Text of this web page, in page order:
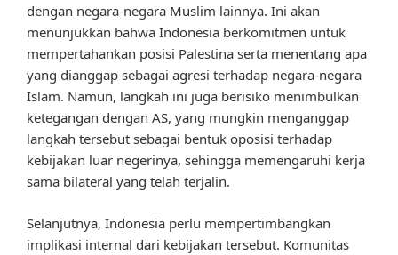
dengan negara-negara Muslim lainnya. Ini akan
menunjukkan bahwa Indonesia berkomitmen untuk
mempertahankan posisi Palestina serta menentang apa
yang dianggap sebagai agresi terhadap negara-negara
Islam. Namun, langkah ini juga berisiko menimbulkan
ketegangan dengan AS, yang mungkin menganggap
langkah tersebut sebagai bentuk oposisi terhadap
kebijakan luar negerinya, sehingga memengaruhi kerja
sama bilateral yang telah terjalin.
Selanjutnya, Indonesia perlu mempertimbangkan
implikasi internal dari kebijakan tersebut. Komunitas